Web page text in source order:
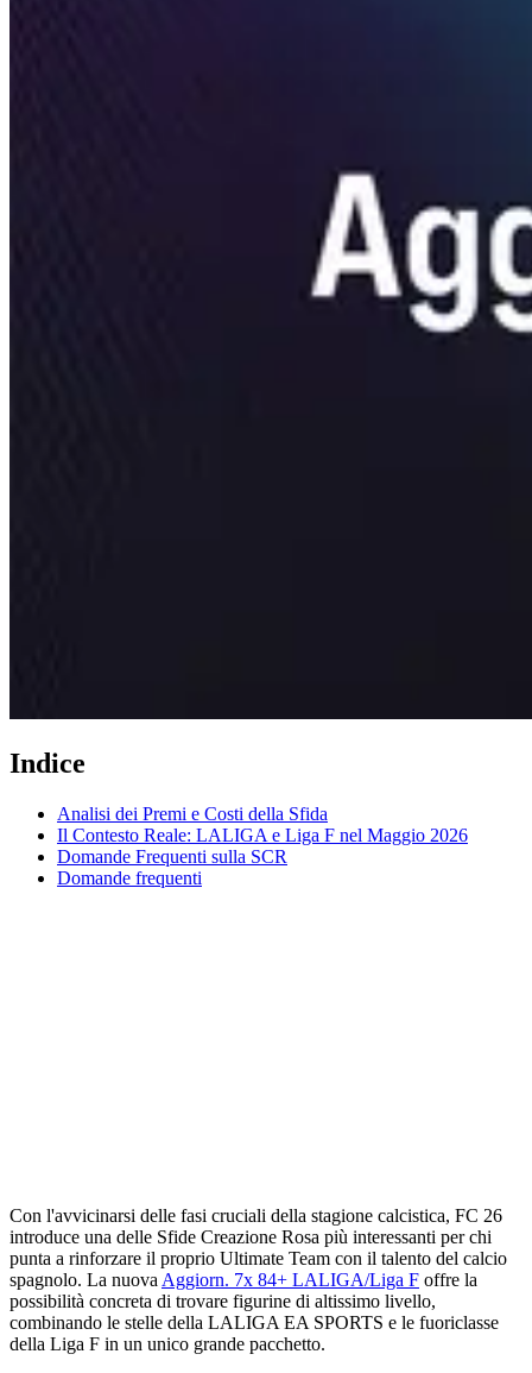
Indice
Analisi dei Premi e Costi della Sfida
Il Contesto Reale: LALIGA e Liga F nel Maggio 2026
Domande Frequenti sulla SCR
Domande frequenti
Con l'avvicinarsi delle fasi cruciali della stagione calcistica, FC 26
introduce una delle Sfide Creazione Rosa più interessanti per chi
punta a rinforzare il proprio Ultimate Team con il talento del calcio
spagnolo. La nuova Aggiorn. 7x 84+ LALIGA/Liga F offre la
possibilità concreta di trovare figurine di altissimo livello,
combinando le stelle della LALIGA EA SPORTS e le fuoriclasse
della Liga F in un unico grande pacchetto.